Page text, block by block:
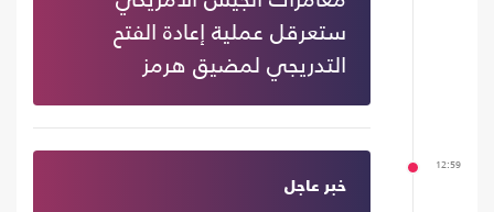
ستعرقل عملية إعادة الفتح
التدريجي لمضيق هرمز
12:59
خبر عاجل